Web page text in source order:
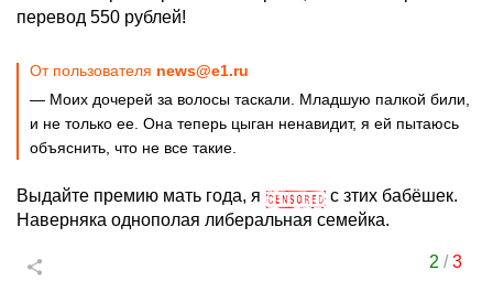
перевод 550 рублей!
От пользователя news@e1.ru
— Моих дочерей за волосы таскали. Младшую палкой били,
и не только ее. Она теперь цыган ненавидит, я ей пытаюсь
объяснить, что не все такие.
Выдайте премию мать года, я
с зтих бабёшек.
Наверняка однополая либеральная семейка.
2 /3